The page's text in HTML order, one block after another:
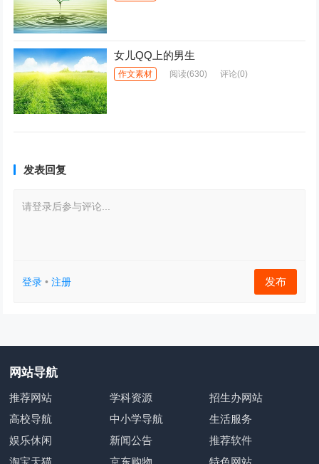
女儿QQ上的男生
作文素材 阅读(630) 评论(0)
发表回复
请登录后参与评论...
登录 •注册 发布
网站导航
推荐网站 学科资源
招生办网站
高校导航
中小学导航
生活服务
娱乐休闲
新闻公告
推荐软件
淘宝天猫
京东购物
特色网站